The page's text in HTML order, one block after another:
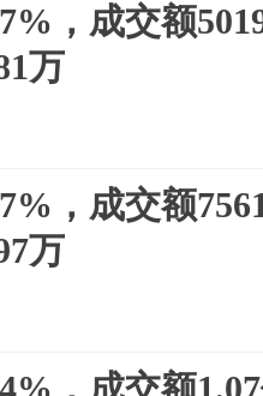
，成交额
万
，成交额
万